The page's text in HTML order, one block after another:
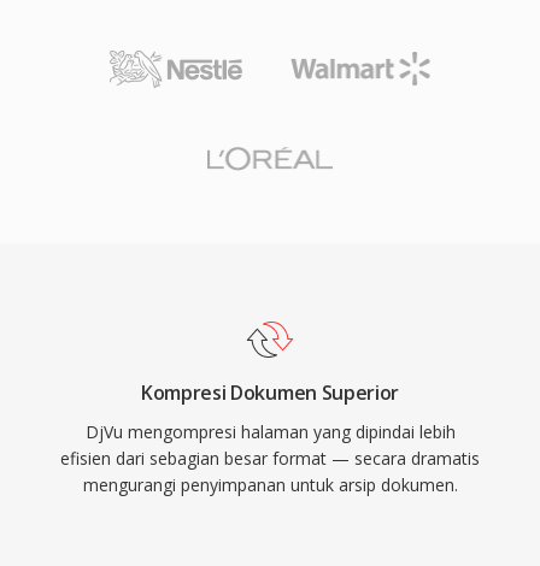
Kompresi Dokumen Superior
DjVu mengompresi halaman yang dipindai lebih
efisien dari sebagian besar format — secara dramatis
mengurangi penyimpanan untuk arsip dokumen.